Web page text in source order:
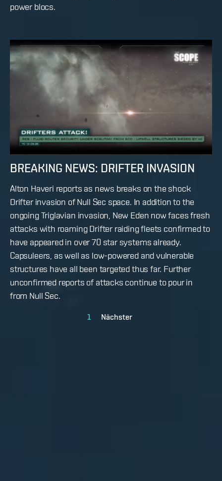
power blocs.
BREAKING NEWS: DRIFTER INVASION
Alton Haveri reports as news breaks on the shock
Drifter invasion of Null Sec space. In addition to the
ongoing Triglavian invasion, New Eden now faces fresh
attacks with roaming Drifter raiding fleets confirmed to
have appeared in over 70 star systems already.
Capsuleers, as well as low-powered and vulnerable
structures have all been targeted thus far. Further
unconfirmed reports of attacks continue to pour in
from Null Sec.
1 Nächster